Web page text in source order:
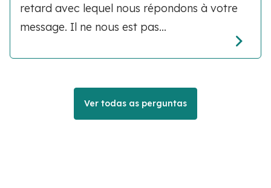
retard avec lequel nous répondons à votre
message. Il ne nous est pas...
Ver todas as perguntas